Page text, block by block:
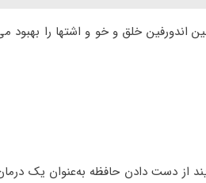
اندورفین خلق و خو و اشتها را
از دست دادن حافظه به‌عنوان یک